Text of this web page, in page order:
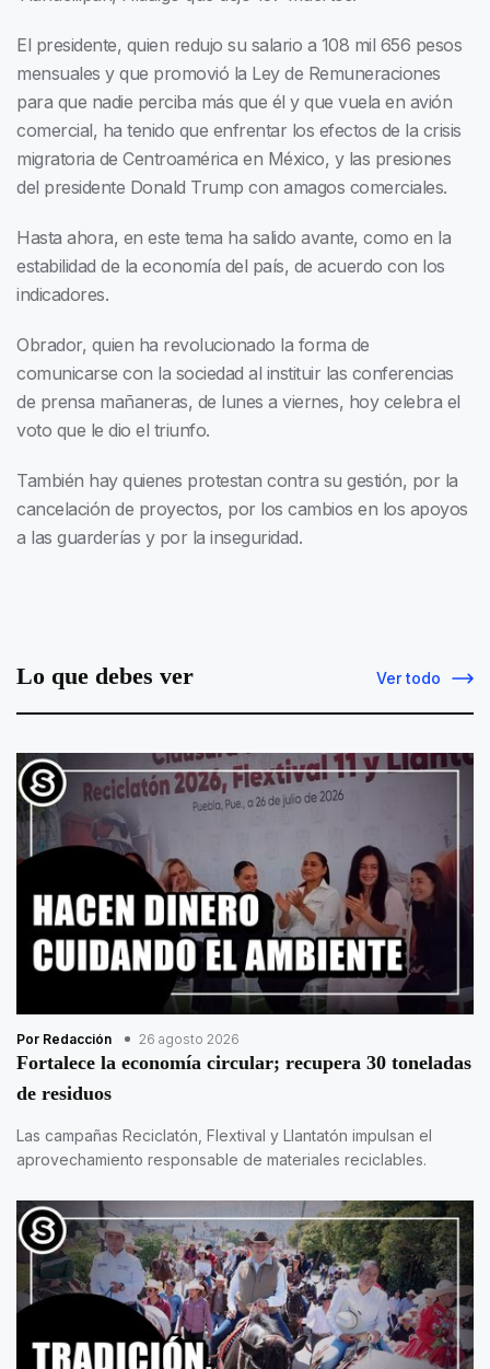
El presidente, quien redujo su salario a 108 mil 656 pesos
mensuales y que promovió la Ley de Remuneraciones
para que nadie perciba más que él y que vuela en avión
comercial, ha tenido que enfrentar los efectos de la crisis
migratoria de Centroamérica en México, y las presiones
del presidente Donald Trump con amagos comerciales.
Hasta ahora, en este tema ha salido avante, como en la
estabilidad de la economía del país, de acuerdo con los
indicadores.
Obrador, quien ha revolucionado la forma de
comunicarse con la sociedad al instituir las conferencias
de prensa mañaneras, de lunes a viernes, hoy celebra el
voto que le dio el triunfo.
También hay quienes protestan contra su gestión, por la
cancelación de proyectos, por los cambios en los apoyos
a las guarderías y por la inseguridad.
Lo que debes ver Ver todo
Por Redacción 26 agosto 2026
Fortalece la economía circular; recupera 30 toneladas
de residuos
Las campañas Reciclatón, Flextival y Llantatón impulsan el
aprovechamiento responsable de materiales reciclables.